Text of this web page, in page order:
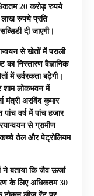
20 करोड़ रुपये
लाख रुपये प्रति
दी जाएगी।
से खेतों में पराली
निस्तारण वैज्ञानिक
में उर्वरकता बढ़ेगी।
शाम लोकभवन में
मंत्री अरविंद कुमार
पांच वर्ष में पांच हजार
से ग्रामीण
कच्चे तेल और पेट्रोलियम
ने बताया कि जैव ऊर्जा
के लिए अधिकतम 30